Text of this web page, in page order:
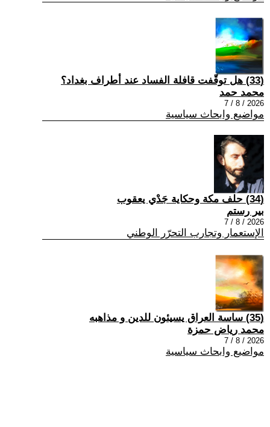
(33) هل توقّفت قافلة الفساد عند أطراف بغداد؟
محمد حمد
2026 / 8 / 7
مواضيع وابحاث سياسية
(34) حلف مكة وحكاية جَدْي يعقوب
بير رستم
2026 / 8 / 7
الإستعمار وتجارب التحرّر الوطني
(35) ساسة العراق يسيئون للدين و مذاهبه
محمد رياض حمزة
2026 / 8 / 7
مواضيع وابحاث سياسية